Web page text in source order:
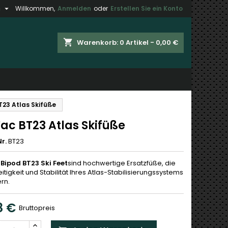
Willkommen, Anmelden oder Erstellen Sie ein Konto

shopping_cart Warenkorb: 0 Artikel - 0,00 €
Atlas Skifüße
BT23 Atlas Skifüße
BT23
BT23 Ski Feetsind hochwertige Ersatzfüße, die
und Stabilität Ihres Atlas-Stabilisierungssystems
€ Bruttopreis